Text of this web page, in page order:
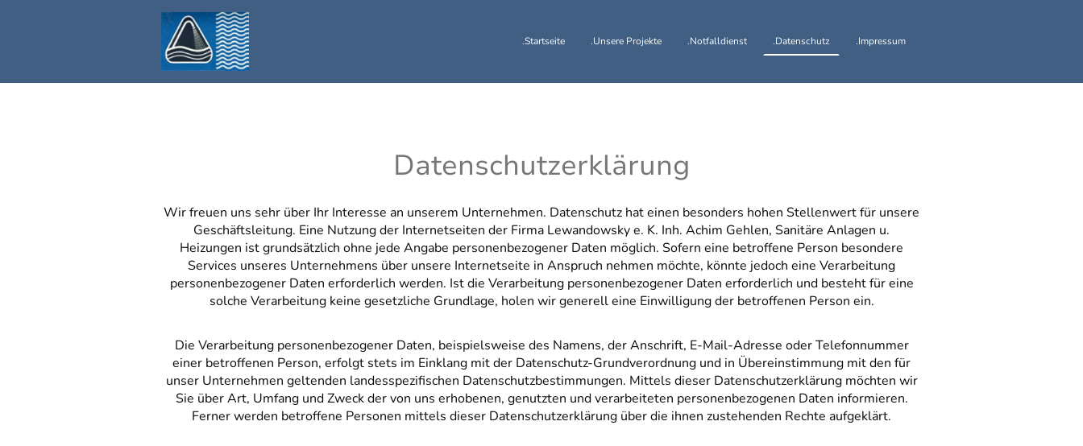
.Startseite .Unsere Projekte .Notfalldienst .Datenschutz .Impressum
Datenschutzerklärung
Wir freuen uns sehr über Ihr Interesse an unserem Unternehmen. Datenschutz hat einen besonders hohen Stellenwert für unsere
Geschäftsleitung. Eine Nutzung der Internetseiten der Firma Lewandowsky e. K. Inh. Achim Gehlen, Sanitäre Anlagen u.
Heizungen ist grundsätzlich ohne jede Angabe personenbezogener Daten möglich. Sofern eine betroffene Person besondere
Services unseres Unternehmens über unsere Internetseite in Anspruch nehmen möchte, könnte jedoch eine Verarbeitung
personenbezogener Daten erforderlich werden. Ist die Verarbeitung personenbezogener Daten erforderlich und besteht für eine
solche Verarbeitung keine gesetzliche Grundlage, holen wir generell eine Einwilligung der betroffenen Person ein.
Die Verarbeitung personenbezogener Daten, beispielsweise des Namens, der Anschrift, E-Mail-Adresse oder Telefonnummer
einer betroffenen Person, erfolgt stets im Einklang mit der Datenschutz-Grundverordnung und in Übereinstimmung mit den für
unser Unternehmen geltenden landesspezifischen Datenschutzbestimmungen. Mittels dieser Datenschutzerklärung möchten wir
Sie über Art, Umfang und Zweck der von uns erhobenen, genutzten und verarbeiteten personenbezogenen Daten informieren.
Ferner werden betroffene Personen mittels dieser Datenschutzerklärung über die ihnen zustehenden Rechte aufgeklärt.